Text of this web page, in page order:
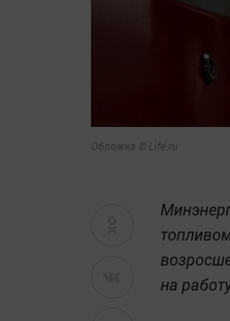
Обложка © Life.ru
на